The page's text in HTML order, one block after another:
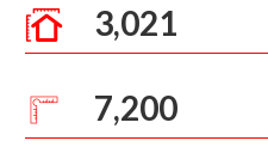
3,021
7,200